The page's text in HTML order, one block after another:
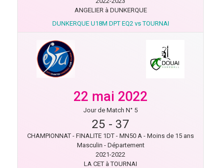
ANGELIER à DUNKERQUE
DUNKERQUE U18M DPT EQ2 vs TOURNAI
22 mai 2022
Jour de Match N° 5
25 - 37
CHAMPIONNAT - FINALITE 1DT - MN50 A - Moins de 15 ans
Masculin - Département
2021-2022
LA CET à TOURNAI